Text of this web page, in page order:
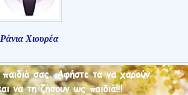
Ράνια Χιουρέα